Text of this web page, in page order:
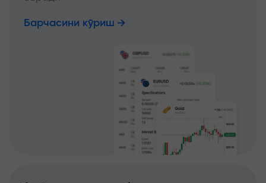
Барчасини кўриш